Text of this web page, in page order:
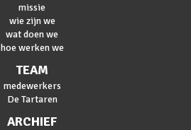
missie
wie zijn we
wat doen we
hoe werken we
TEAM
medewerkers
De Tartaren
ARCHIEF